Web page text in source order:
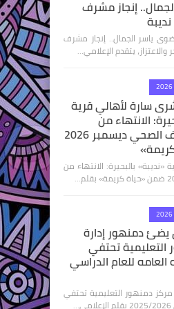
إنجاز مشرف
ياسر الجمال.. إنجاز مشرف
يتقدم الإعلامي…
سارة لأهالي قرية
الانتهاء من
مشروع الصرف الصحي ديسمبر 2026
بالبحيرة: الانتهاء من
دمنهور إدارة
تحتفي
العامه للعام الدراسي
دمنهور التعليمية تحتفي